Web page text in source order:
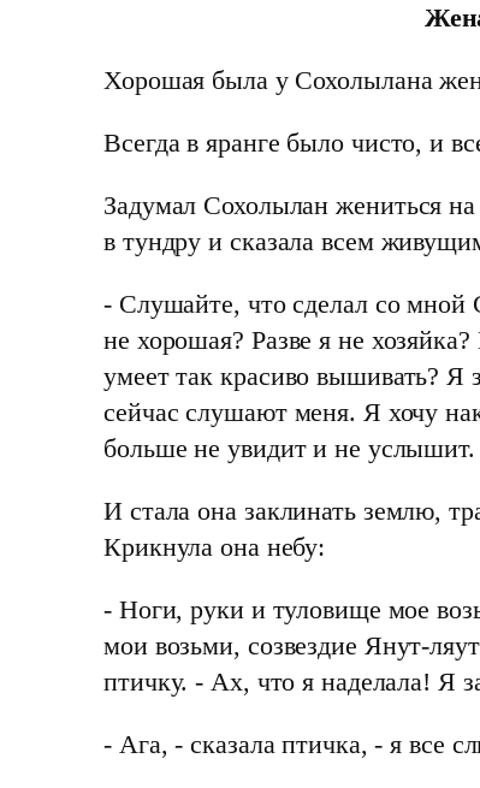
Хорошая была у Сохолылана
Всегда в яранге было чисто, и
Задумал Сохолылан жениться
в тундру и сказала всем
- Слушайте, что сделал со мной
не хорошая? Разве я не
умеет так красиво вышивать?
сейчас слушают меня. Я хочу
больше не увидит и не услышит.
И стала она заклинать землю,
Крикнула она небу:
- Ноги, руки и туловище мое
мои возьми, созвездие Янут-
птичку. - Ах, что я наделала! Я
- Ага, - сказала птичка, - я все